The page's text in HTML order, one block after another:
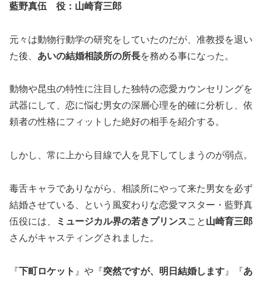
藍野真伍 役：山崎育三郎
元々は動物行動学の研究をしていたのだが、准教授を退い
た後、 あいの結婚相談所の所長を務める事になった。
動物や昆虫の特性に注目した独特の恋愛カウンセリングを
武器にして、恋に悩む男女の深層心理を的確に分析し、依
頼者の性格にフィットした絶好の相手を紹介する。
しかし、常に上から目線で人を見下してしまうのが弱点。
毒舌キャラでありながら、相談所にやって来た男女を必ず
結婚させている、という風変わりな恋愛マスター・藍野真
伍役には、
ミュージカル界の若きプリンスこと 山崎育三郎
さんがキャスティングされました。
『下町ロケット 』や『突然ですが、明日結婚します 』『あ